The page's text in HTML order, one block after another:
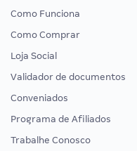
Como Funciona
Como Comprar
Loja Social
Validador de documentos
Conveniados
Programa de Afiliados
Trabalhe Conosco